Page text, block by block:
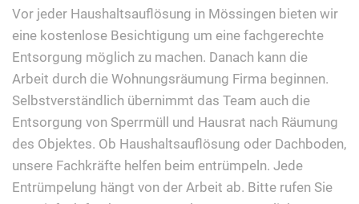
Vor jeder Haushaltsauflösung in Mössingen bieten wir
eine kostenlose Besichtigung um eine fachgerechte
Entsorgung möglich zu machen. Danach kann die
Arbeit durch die Wohnungsräumung Firma beginnen.
Selbstverständlich übernimmt das Team auch die
Entsorgung von Sperrmüll und Hausrat nach Räumung
des Objektes. Ob Haushaltsauflösung oder Dachboden,
unsere Fachkräfte helfen beim entrümpeln. Jede
Entrümpelung hängt von der Arbeit ab. Bitte rufen Sie